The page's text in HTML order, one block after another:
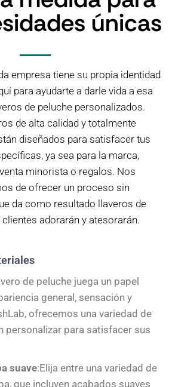
únicas
empresa tiene su propia identidad
para ayudarte a darle vida a esa
de peluche personalizados.
de alta calidad y totalmente
diseñados para satisfacer tus
ya sea para la marca,
minorista o regalos. Nos
de ofrecer un proceso sin
da como resultado llaveros de
adorarán y atesorarán.
de peluche juega un papel
general, sensación y
ofrecemos una variedad de
personalizar para satisfacer sus
suave:Elija entre una variedad de
que incluyen acabados suaves